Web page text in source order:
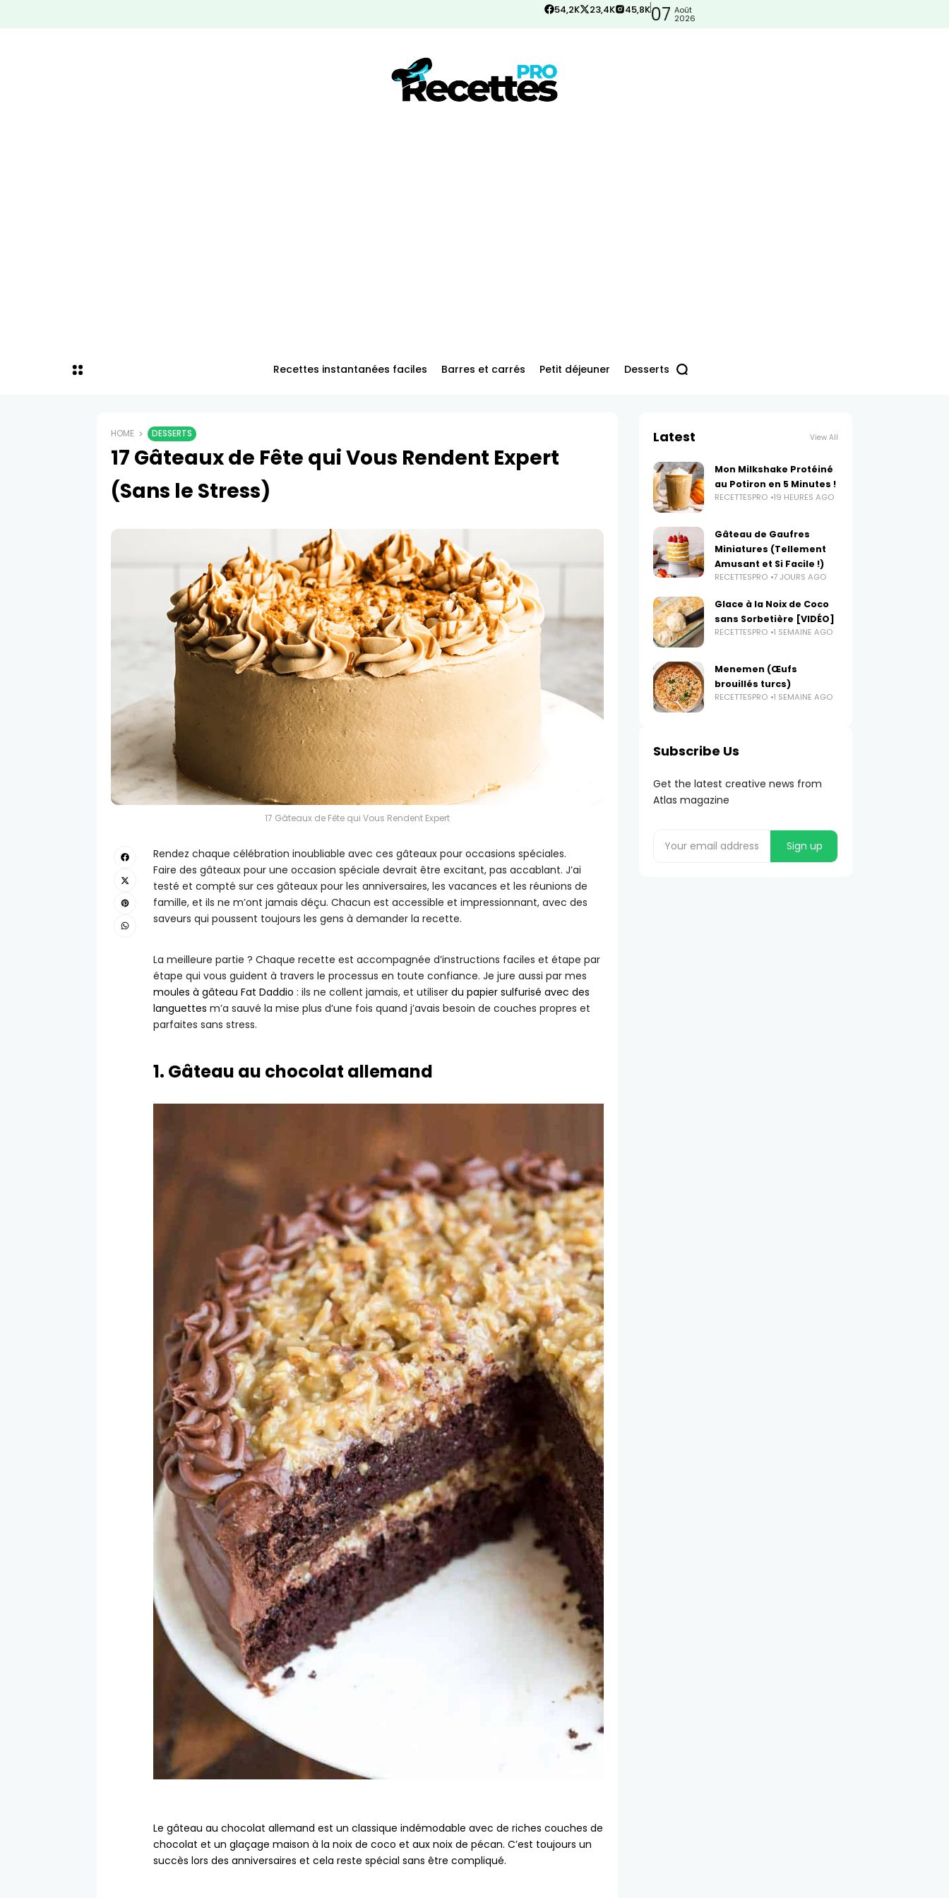
54,2K 23,4K 45,8K07 Août
2026
Recettes instantanées faciles Barres et carrés Petit déjeuner Desserts
HOME DESSERTS
17 Gâteaux de Fête qui Vous Rendent Expert
(Sans le Stress)
17 Gâteaux de Fête qui Vous Rendent Expert
Rendez chaque célébration inoubliable avec ces gâteaux pour occasions spéciales.
Faire des gâteaux pour une occasion spéciale devrait être excitant, pas accablant. J’ai
testé et compté sur ces gâteaux pour les anniversaires, les vacances et les réunions de
famille, et ils ne m’ont jamais déçu. Chacun est accessible et impressionnant, avec des
saveurs qui poussent toujours les gens à demander la recette.
La meilleure partie ? Chaque recette est accompagnée d’instructions faciles et étape par
étape qui vous guident à travers le processus en toute confiance. Je jure aussi par mes
moules à gâteau Fat Daddio : ils ne collent jamais, et utiliser du papier sulfurisé avec des
languettes m’a sauvé la mise plus d’une fois quand j’avais besoin de couches propres et
parfaites sans stress.
1. Gâteau au chocolat allemand
Le gâteau au chocolat allemand est un classique indémodable avec de riches couches de
chocolat et un glaçage maison à la noix de coco et aux noix de pécan. C’est toujours un
succès lors des anniversaires et cela reste spécial sans être compliqué.
Latest View All
Mon Milkshake Protéiné
au Potiron en 5 Minutes !
RECETTESPRO 19 HEURES AGO
Gâteau de Gaufres
Miniatures (Tellement
Amusant et Si Facile !)
RECETTESPRO 7 JOURS AGO
Glace à la Noix de Coco
sans Sorbetière [VIDÉO]
RECETTESPRO 1 SEMAINE AGO
Menemen (Œufs
brouillés turcs)
RECETTESPRO 1 SEMAINE AGO
Subscribe Us
Get the latest creative news from
Atlas magazine